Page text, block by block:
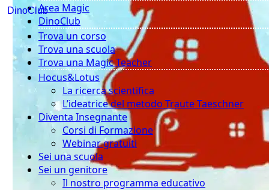
Area Magic
DinoClub
Trova un corso
Trova una scuola
Trova una Magic Teacher
Hocus&Lotus
La ricerca scientifica
L’ideatrice del metodo Traute Taeschner
Diventa Insegnante
Corsi di Formazione
Webinar gratuiti
Sei una scuola
Sei un genitore
Il nostro programma educativo
DinoClub